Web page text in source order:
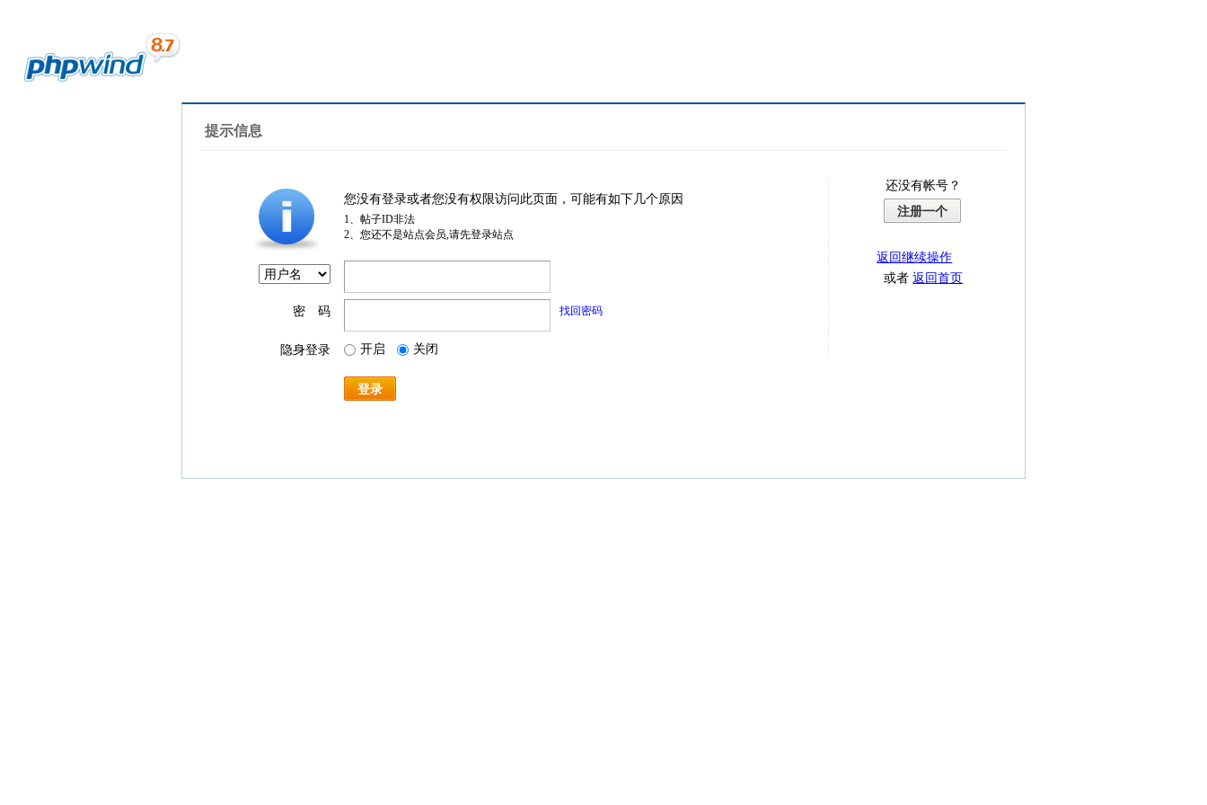
提示信息
您没有登录或者您没有权限访问此页面，可能有如下几个原因
1、帖子ID非法
2、您还不是站点会员,请先登录站点
密 码 找回密码
隐身登录 开启 关闭
登录
还没有帐号？
注册一个
返回继续操作
或者返回首页